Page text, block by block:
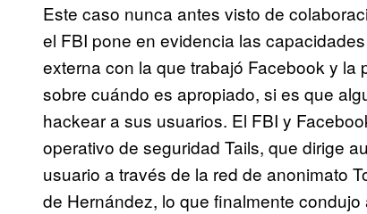
Este caso nunca antes visto de
el FBI pone en evidencia las
externa con la que trabajó Facebook y
sobre cuándo es apropiado, si es que
hackear a sus usuarios. El FBI y
operativo de seguridad Tails, que dirige
usuario a través de la red de anonimato
de Hernández, lo que finalmente condujo